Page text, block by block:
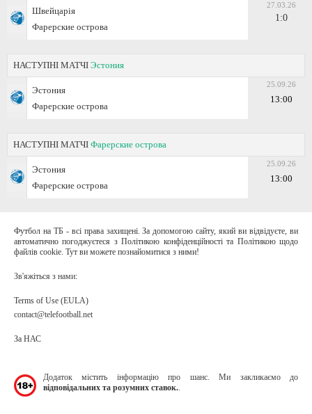
Швейцарія
Фарерские острова
27.03.26
1:0
НАСТУПНІ МАТЧІ Эстония
Эстония
Фарерские острова
25.09.26
13:00
НАСТУПНІ МАТЧІ Фарерские острова
Эстония
Фарерские острова
25.09.26
13:00
Футбол на ТБ - всі права захищені. За допомогою сайту, який ви відвідуєте, ви
автоматично погоджуєтеся з Політикою конфіденційності та Політикою щодо
файлів cookie. Тут ви можете познайомитися з ними!
Зв'яжіться з нами:
Terms of Use (EULA)
contact@telefootball.net
За НАС
Додаток містить інформацію про шанс. Ми закликаємо до
відповідальних та розумних ставок.